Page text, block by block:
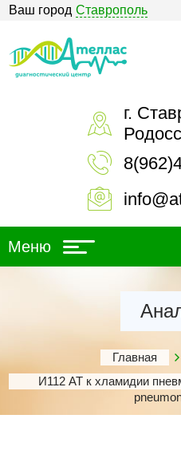
Ваш город Ставрополь
г.
Меню
Главная
И112 АТ к хламидии